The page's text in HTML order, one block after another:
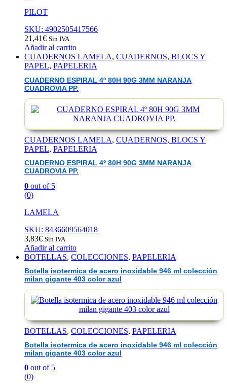
PILOT
SKU: 4902505417566
21,41€ Sin IVA
Añadir al carrito
CUADERNOS LAMELA, CUADERNOS, BLOCS Y
PAPEL, PAPELERIA
CUADERNO ESPIRAL 4º 80H 90G 3MM NARANJA
CUADROVIA PP.
CUADERNOS LAMELA, CUADERNOS, BLOCS Y
PAPEL, PAPELERIA
CUADERNO ESPIRAL 4º 80H 90G 3MM NARANJA
CUADROVIA PP.
0 out of 5
(0)
LAMELA
SKU: 8436609564018
3,83€ Sin IVA
Añadir al carrito
BOTELLAS, COLECCIONES, PAPELERIA
Botella isotermica de acero inoxidable 946 ml colección
milan gigante 403 color azul
BOTELLAS, COLECCIONES, PAPELERIA
Botella isotermica de acero inoxidable 946 ml colección
milan gigante 403 color azul
0 out of 5
(0)